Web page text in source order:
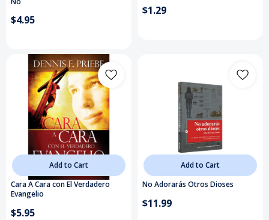
$4.95
$1.29
Add to Cart
Cara A Cara con El Verdadero
Evangelio
$5.95
Add to Cart
No Adorarás Otros Dioses
$11.99